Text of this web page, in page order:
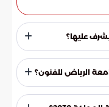
عليها؟
يؤكد التزام المملكة
الإبداعية، ويسهم
الرياض للفنون؟
وطنية مؤهلة ضمن